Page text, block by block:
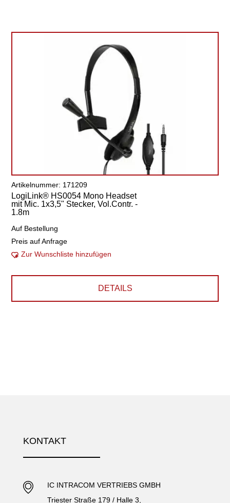
Artikelnummer: 171209
LogiLink® HS0054 Mono Headset
mit Mic. 1x3,5" Stecker, Vol.Contr. -
1.8m
Auf Bestellung
Preis auf Anfrage
Zur Wunschliste hinzufügen
DETAILS
KONTAKT
IC INTRACOM VERTRIEBS GMBH
Triester Straße 179 / Halle 3,